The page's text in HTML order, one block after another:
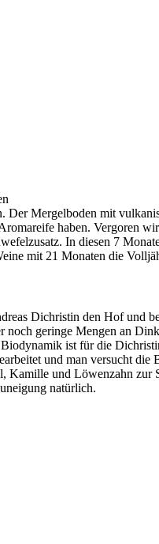
Der Mergelboden mit
haben. Vergoren
In diesen 7
mit 21 Monaten die
Dichristin den Hof und
geringe Mengen an
ist für die
und man versucht die
Kamille und Löwenzahn
natürlich.